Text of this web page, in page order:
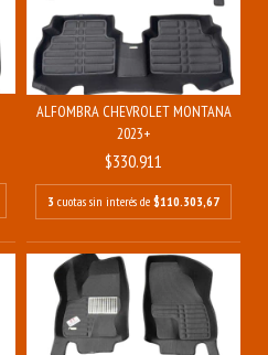
ALFOMBRA CHEVROLET MONTANA
2023+
$330.911
3 cuotas sin interés de $110.303,67